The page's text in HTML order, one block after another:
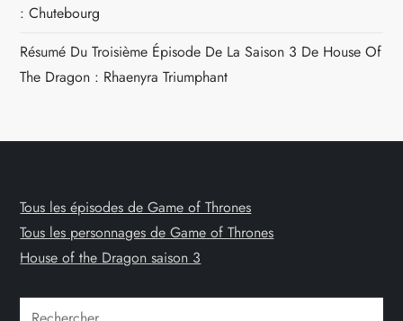
: Chutebourg
Résumé Du Troisième Épisode De La Saison 3 De House Of
The Dragon : Rhaenyra Triumphant
Tous les épisodes de Game of Thrones
Tous les personnages de Game of Thrones
House of the Dragon saison 3
Rechercher :